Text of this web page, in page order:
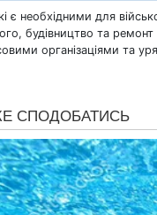
є необхідними для
будівництво та
організаціями та